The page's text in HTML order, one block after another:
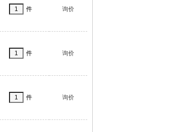
件 询价
件 询价
件 询价